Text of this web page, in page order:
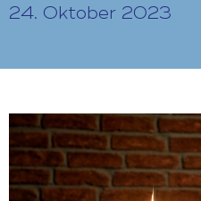
24. Oktober 2023